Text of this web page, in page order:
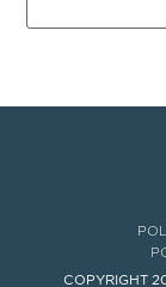
COPYRIGHT